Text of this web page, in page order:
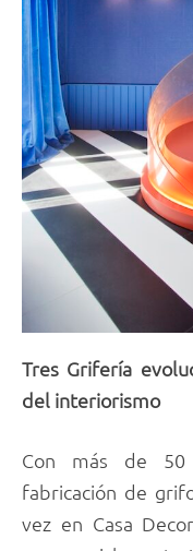
Tres Grifería
del interiorismo
Con más de
fabricación de
vez en Casa